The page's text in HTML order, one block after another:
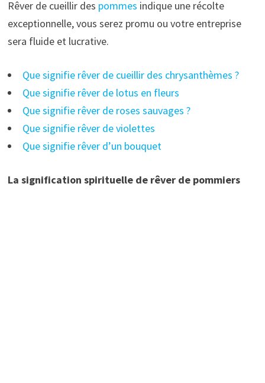
Rêver de cueillir des pommes indique une récolte
exceptionnelle, vous serez promu ou votre entreprise
sera fluide et lucrative.
Que signifie rêver de cueillir des chrysanthèmes ?
Que signifie rêver de lotus en fleurs
Que signifie rêver de roses sauvages ?
Que signifie rêver de violettes
Que signifie rêver d’un bouquet
La signification spirituelle de rêver de pommiers